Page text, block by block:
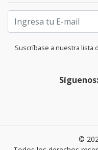
Suscríbase a nuestra lista
Síguenos:
©